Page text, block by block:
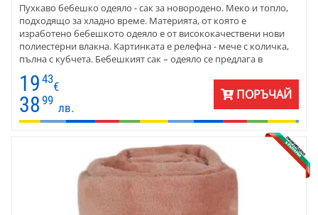
Пухкаво бебешко одеяло - сак за новородено. Меко и топло,
подходящо за хладно време. Материята, от която е
изработено бебешкото одеяло е от висококачествени нови
полиестерни влакна. Картинката е релефна - мече с количка,
пълна с кубчета. Бебешкият сак – одеяло се предлага в
различни цветове. Подходящ за изписване от родилен дом, за
бебешкото столче или количка.
19 43
€
38 99
лв.
ПОРЪЧАЙ